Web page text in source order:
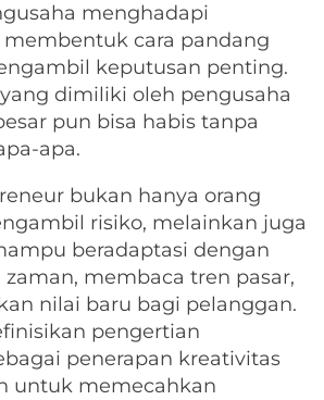
menghadapi
cara pandang
keputusan penting.
dimiliki oleh pengusaha
pun bisa habis tanpa
apa.
bukan hanya orang
risiko, melainkan juga
beradaptasi dengan
membaca tren pasar,
nilai baru bagi pelanggan.
pengertian
penerapan kreativitas
untuk memecahkan